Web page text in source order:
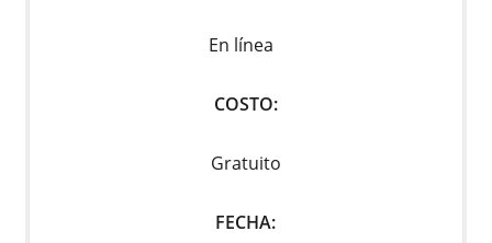
En línea
COSTO:
Gratuito
FECHA: